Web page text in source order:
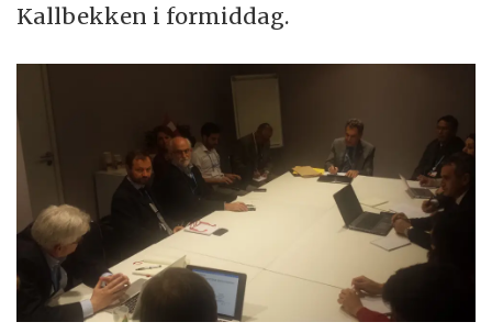
Kallbekken i formiddag.